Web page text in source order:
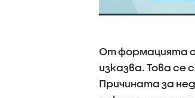
От формацията
изказва. Това се
Причината за